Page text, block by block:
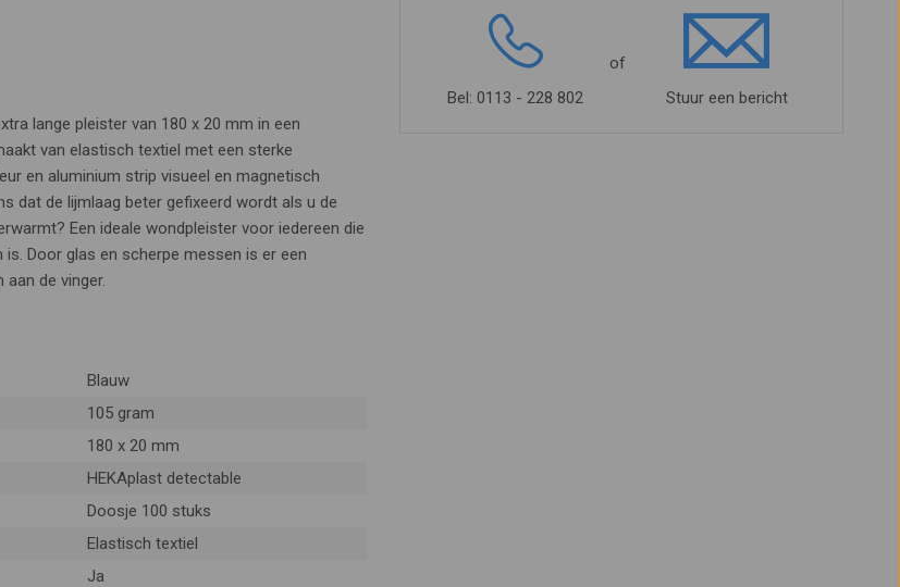
lange pleister van 180 x 20 mm in een
van elastisch textiel met een sterke
en aluminium strip visueel en magnetisch
dat de lijmlaag beter gefixeerd wordt als u de
Een ideale wondpleister voor iedereen die
Door glas en scherpe messen is er een
de vinger.
Blauw
105 gram
180 x 20 mm
HEKAplast detectable
Doosje 100 stuks
Elastisch textiel
Ja
Bel: 0113 - 228 802
of
Stuur een bericht